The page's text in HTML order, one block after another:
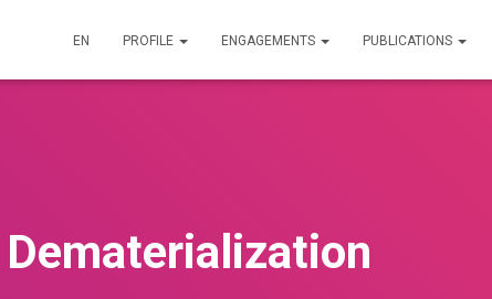
EN PROFILE ENGAGEMENTS PUBLICATIONS
Dematerialization